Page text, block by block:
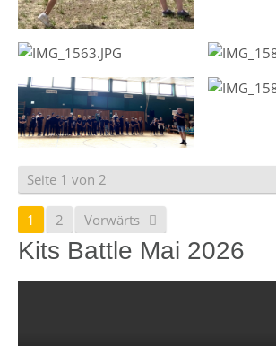
Seite 1 von 2
1 2 Vorwärts
Kits Battle Mai 2026